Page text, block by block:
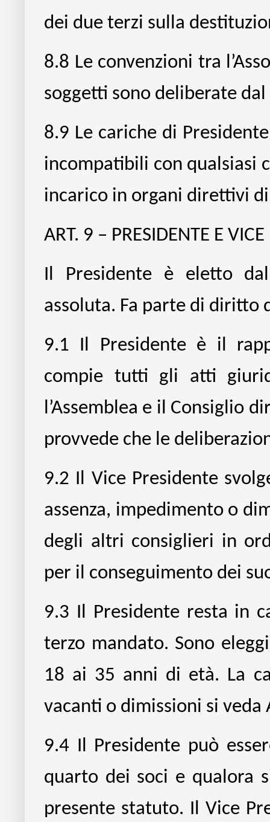
dei due terzi sulla
8.8 Le convenzioni tra
soggetti sono deliberate
8.9 Le cariche di
incompatibili con qualsiasi
incarico in organi direttivi
ART. 9 – PRESIDENTE E VICE
Il Presidente è eletto
assoluta. Fa parte di diritto
9.1
Il Presidente è il
compie tutti gli atti
l’Assemblea e il Consiglio
provvede che le
9.2 Il Vice Presidente
assenza, impedimento o
degli altri consiglieri in
per il conseguimento dei
9.3 Il Presidente resta in
terzo mandato. Sono
18 ai 35 anni di età. La
vacanti o dimissioni si veda
9.4 Il Presidente può
quarto dei soci e qualora
presente statuto. Il Vice